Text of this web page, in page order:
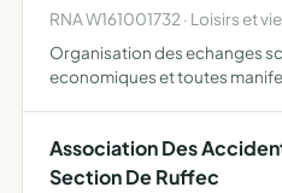
RNA W161001732 · Loisirs et
Organisation des echanges
economiques et toutes
Association Des
Section De Ruffec